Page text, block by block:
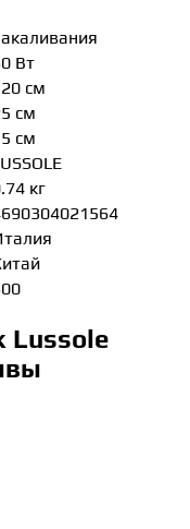
Вт
см
см
см
кг
Lussole